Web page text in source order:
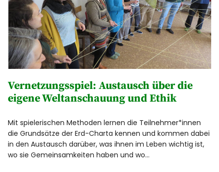
Vernetzungsspiel: Austausch über die
eigene Weltanschauung und Ethik
Mit spielerischen Methoden lernen die Teilnehmer*innen
die Grundsätze der Erd-Charta kennen und kommen dabei
in den Austausch darüber, was ihnen im Leben wichtig ist,
wo sie Gemeinsamkeiten haben und wo…